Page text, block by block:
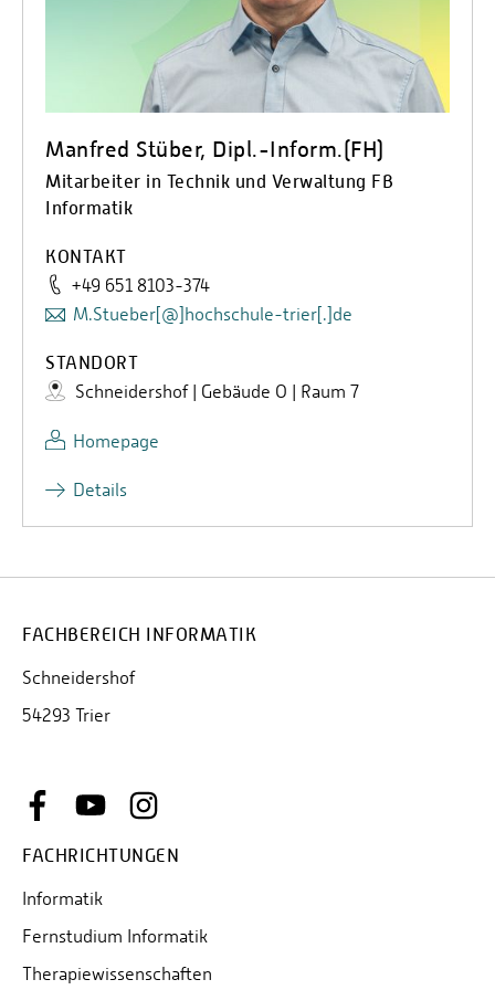
Manfred Stüber, Dipl.-Inform.(FH)
Mitarbeiter in Technik und Verwaltung FB
Informatik
KONTAKT
+49 651 8103-374
M.Stueber[@]hochschule-trier[.]de
STANDORT
Schneidershof | Gebäude O | Raum 7
Homepage
Details
FACHBEREICH INFORMATIK
Schneidershof
54293 Trier
FACHRICHTUNGEN
Informatik
Fernstudium Informatik
Therapiewissenschaften